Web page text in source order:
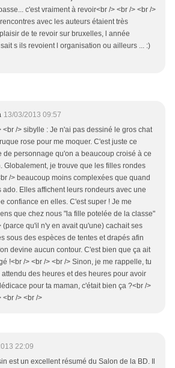
c'est vraiment à revoir<br /> <br /> <br />
avec les auteurs étaient très
de te revoir sur bruxelles, l année
s ils revoient l organisation ou ailleurs ... :)
13/03/2013 09:57
<br /> sibylle : Je n'ai pas dessiné le gros chat
rose pour me moquer. C'est juste ce
de personnage qu'on a beaucoup croisé à ce
Globalement, je trouve que les filles rondes
/> beaucoup moins complexées que quand
ado. Elles affichent leurs rondeurs avec une
confiance en elles. C'est super ! Je me
que chez nous "la fille potelée de la classe"
(parce qu'il n'y en avait qu'une) cachait ses
sous des espèces de tentes et drapés afin
devine aucun contour. C'est bien que ça ait
!<br /> <br /> <br /> Sinon, je me rappelle, tu
attendu des heures et des heures pour avoir
pour ta maman, c'était bien ça ?<br />
<br /> <br />
22:09
est un excellent résumé du Salon de la BD. Il